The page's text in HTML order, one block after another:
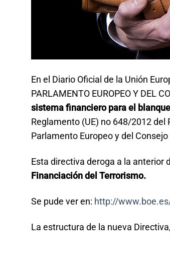
En el Diario Oficial de la Unión
PARLAMENTO EUROPEO Y DEL
sistema financiero para el
Reglamento (UE) no 648/2012
Parlamento Europeo y del
Esta directiva deroga a la anterior
Financiación del Terrorismo.
Se pude ver en: http://
La estructura de la nueva